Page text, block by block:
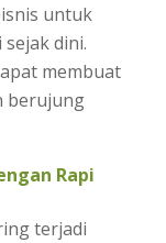
untuk
dini.
membuat
berujung
Rapi
terjadi